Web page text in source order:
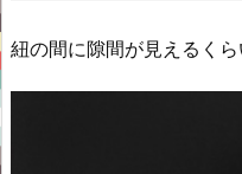
紐の間に隙間が見えるくら